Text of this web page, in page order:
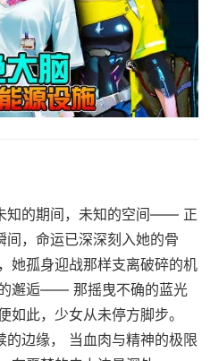
知的期间，未知的空间—— 正
，命运已深深刻入她的骨
她孤身迎战那样支离破碎的机
邂逅—— 那摇曳不确的蓝光
此，少女从未停方脚步。
边缘， 当血肉与精神的极限